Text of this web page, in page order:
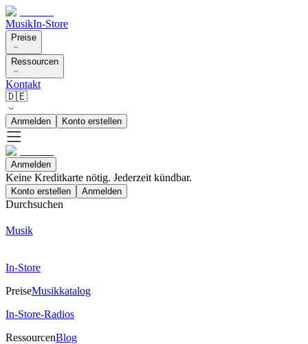
MusikIn-Store
Preise
Ressourcen
Kontakt
🇩🇪
Anmelden Konto erstellen
Anmelden
Keine Kreditkarte nötig. Jederzeit kündbar.
Konto erstellen Anmelden
Durchsuchen
Musik
In-Store
PreiseMusikkatalog
In-Store-Radios
RessourcenBlog